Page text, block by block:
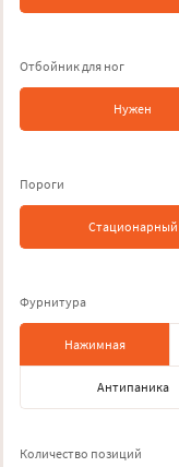
Отбойник для ног
Нужен
Пороги
Стационарный
Фурнитура
Нажимная
Антипаника
Количество позиций